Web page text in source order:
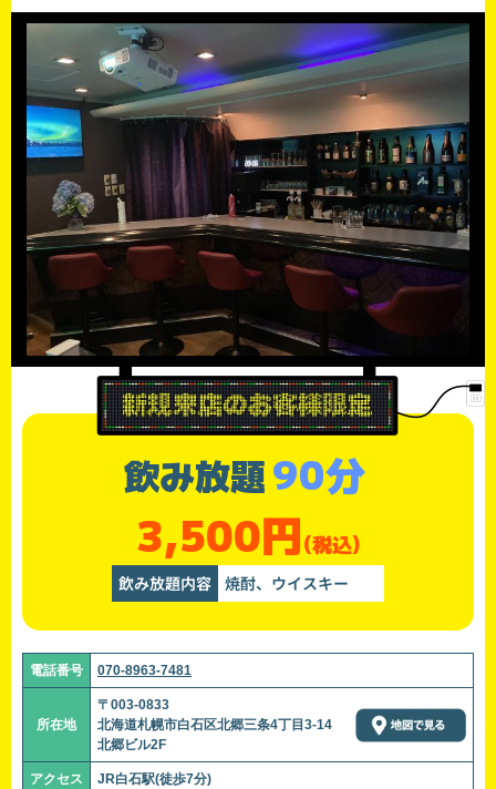
飲み放題90分
3,500円(税込)
飲み放題内容 焼酎、ウイスキー
電話番号 070-8963-7481
所在地
〒003-0833
北海道札幌市白石区北郷三条4丁目3-14
北郷ビル2F
アクセス JR白石駅(徒歩7分)